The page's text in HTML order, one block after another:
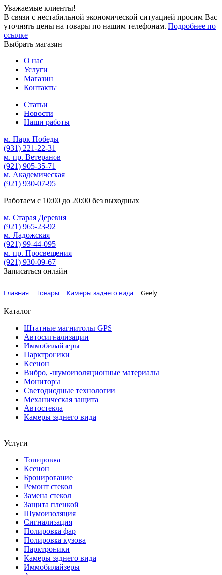
Уважаемые клиенты!
В связи с нестабильной экономической ситуацией просим Вас
уточнять цены на товары по нашим телефонам. Подробнее по
ссылке
Выбрать магазин
О нас
Услуги
Магазин
Контакты
Статьи
Новости
Наши работы
м. Парк Победы
(931) 221-22-31
м. пр. Ветеранов
(921) 905-35-71
м. Академическая
(921) 930-07-95
Работаем с 10:00 до 20:00 без выходных
м. Старая Деревня
(921) 965-23-92
м. Ладожская
(921) 99-44-095
м. пр. Просвещения
(921) 930-09-67
Записаться онлайн
Главная Товары Камеры заднего вида Geely
Каталог
Штатные магнитолы GPS
Автосигнализации
Иммобилайзеры
Парктроники
Ксенон
Вибро, -шумоизоляционные материалы
Мониторы
Светодиодные технологии
Механическая защита
Автостекла
Камеры заднего вида
Услуги
Тонировка
Ксенон
Бронирование
Ремонт стекол
Замена стекол
Защита пленкой
Шумоизоляция
Сигнализация
Полировка фар
Полировка кузова
Парктроники
Камеры заднего вида
Иммобилайзеры